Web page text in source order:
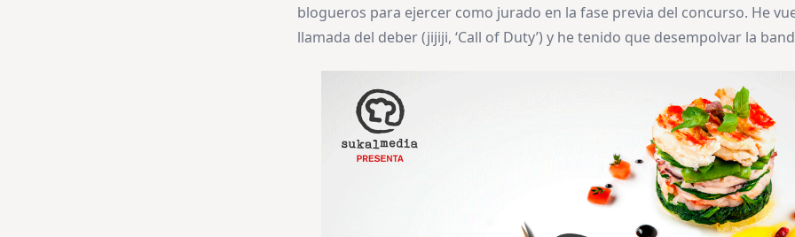
blogueros para ejercer como jurado en la fase previa del concurso. He
llamada del deber (jijiji, ‘Call of Duty’) y he tenido que desempolvar la